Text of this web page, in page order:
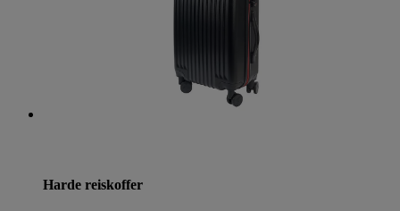
Harde reiskoffer